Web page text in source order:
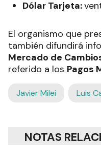
Dólar Tarjeta:
El organismo que
también difundirá
Mercado de
referido a los Pagos
Javier Milei Luis
NOTAS